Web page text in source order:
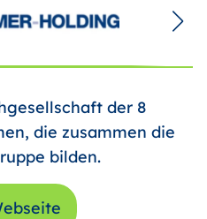
der 8
die zusammen die
bilden.